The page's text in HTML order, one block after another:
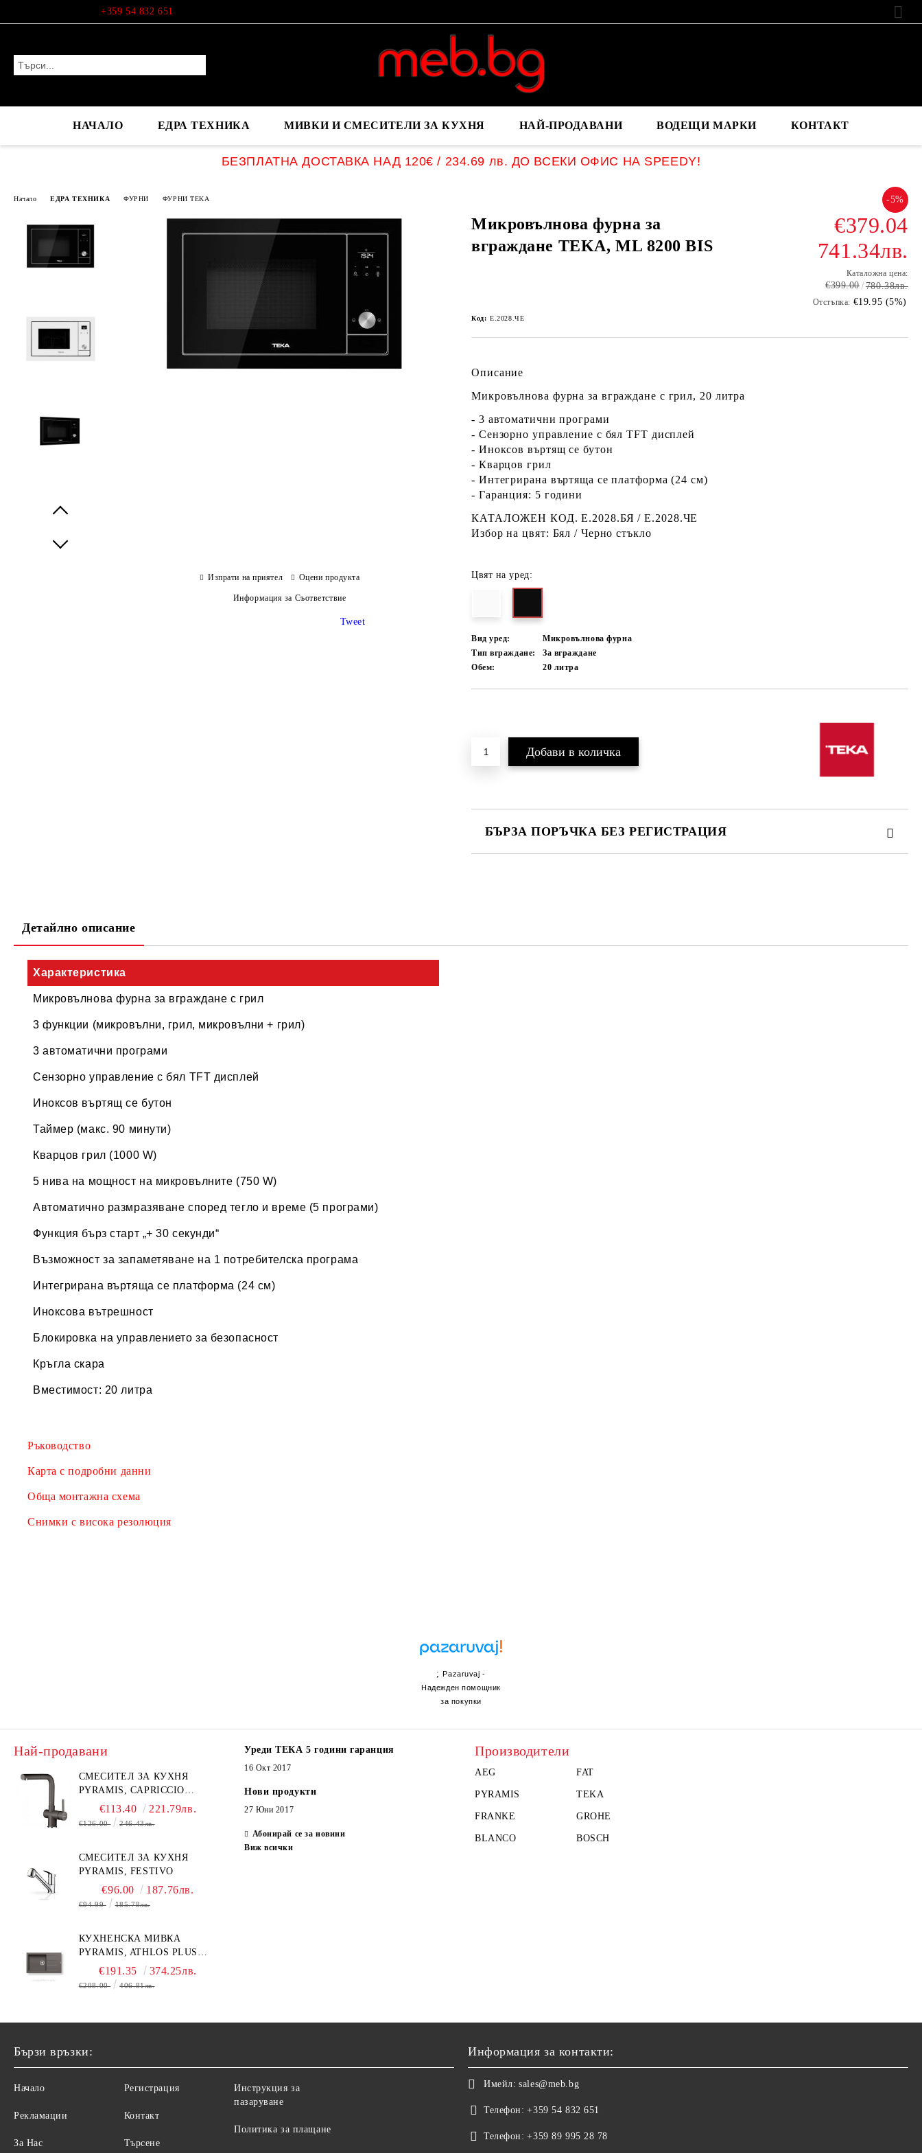
+359 54 832 651
НАЧАЛО ЕДРА ТЕХНИКА МИВКИ И СМЕСИТЕЛИ ЗА КУХНЯ НАЙ-ПРОДАВАНИ ВОДЕЩИ МАРКИ КОНТАКТ
БЕЗПЛАТНА ДОСТАВКА НАД 120€ / 234.69 лв. ДО ВСЕКИ ОФИС НА SPEEDY!
Начало ЕДРА ТЕХНИКА ФУРНИ ФУРНИ TEKA
Микровълнова фурна за
вграждане TEKA, ML 8200 BIS
-5%
€379.04
741.34лв.
Каталожна цена:
€399.00 780.38лв.
Отстъпка: €19.95 (5%)
Код: Е.2028.ЧЕ
Описание
Микровълнова фурна за вграждане с грил, 20 литра
- 3 автоматични програми
- Сензорно управление с бял TFT дисплей
- Иноксов въртящ се бутон
- Кварцов грил
- Интегрирана въртяща се платформа (24 см)
- Гаранция: 5 години
КАТАЛОЖЕН КОД. Е.2028.БЯ / Е.2028.ЧЕ
Избор на цвят: Бял / Черно стъкло
Цвят на уред:
Вид уред:
Микровълнова фурна
Тип вграждане:
За вграждане
Обем:
20 литра
БЪРЗА ПОРЪЧКА БЕЗ РЕГИСТРАЦИЯ
Изпрати на приятел Оцени продукта
Информация за Съответствие
Tweet
Детайлно описание
Характеристика
Микровълнова фурна за вграждане с грил
3 функции (микровълни, грил, микровълни + грил)
3 автоматични програми
Сензорно управление с бял TFT дисплей
Иноксов въртящ се бутон
Таймер (макс. 90 минути)
Кварцов грил (1000 W)
5 нива на мощност на микровълните (750 W)
Автоматично размразяване според тегло и време (5 програми)
Функция бърз старт „+ 30 секунди“
Възможност за запаметяване на 1 потребителска програма
Интегрирана въртяща се платформа (24 см)
Иноксова вътрешност
Блокировка на управлението за безопасност
Кръгла скара
Вместимост: 20 литра
Ръководство
Карта с подробни данни
Обща монтажна схема
Снимки с висока резолюция
;Pazaruvaj -
Надежден помощник
за покупки
Най-продавани
СМЕСИТЕЛ ЗА КУХНЯ
PYRAMIS, CAPRICCIO
PYRAGRANITE
€113.40 221.79лв.
€126.00 246.43лв.
СМЕСИТЕЛ ЗА КУХНЯ
PYRAMIS, FESTIVO
€96.00 187.76лв.
€94.99 185.78лв.
КУХНЕНСКА МИВКА
PYRAMIS, ATHLOS PLUS
(86X50) 1B 1D
€191.35 374.25лв.
€208.00 406.81лв.
Уреди ТЕКА 5 години гаранция
16 Окт 2017
Нови продукти
27 Юни 2017
Абонирай се за новини
Виж всички
Производители
AEG FAT
PYRAMIS TEKA
FRANKE GROHE
BLANCO BOSCH
Бързи връзки:
Начало
Рекламации
За Нас
Регистрация
Контакт
Търсене
Инструкция за
пазаруване
Политика за плащане
Информация за контакти:
Имейл: sales@meb.bg
Телефон: +359 54 832 651
Телефон: +359 89 995 28 78